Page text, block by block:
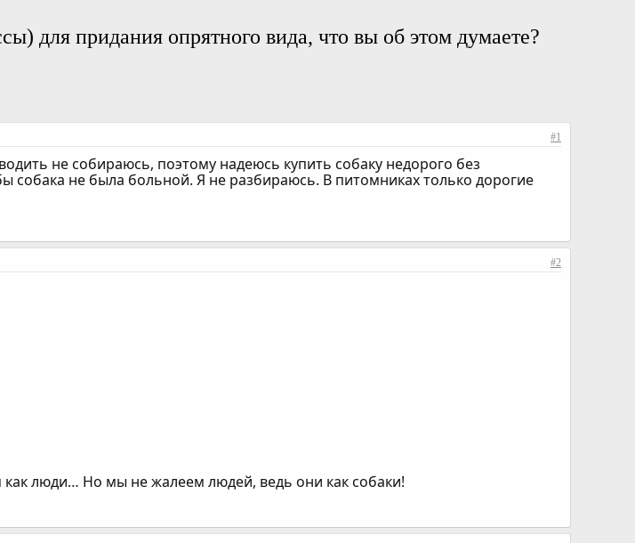
для придания опрятного вида, что вы об этом думаете?
#1
не собираюсь, поэтому надеюсь купить собаку недорого без
собака не была больной. Я не разбираюсь. В питомниках только дорогие
#2
люди… Но мы не жалеем людей, ведь они как собаки!